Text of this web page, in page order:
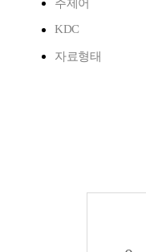
주제어
KDC
자료형태